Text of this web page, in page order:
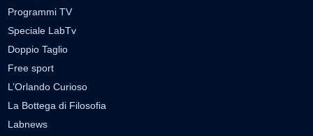
Programmi TV
Speciale LabTv
Doppio Taglio
Free sport
L’Orlando Curioso
La Bottega di Filosofia
Labnews